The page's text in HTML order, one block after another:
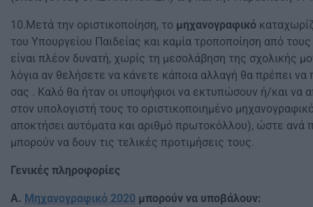
10.Μετά την οριστικοποίηση, το μηχανογραφικό
του Υπουργείου Παιδείας και καμία τροποποίηση από
είναι πλέον δυνατή, χωρίς τη μεσολάβηση της σχολικής
λόγια αν θελήσετε να κάνετε κάποια αλλαγή θα πρέπει να
σας . Καλό θα ήταν οι υποψήφιοι να εκτυπώσουν ή/και να
στον υπολογιστή τους το οριστικοποιημένο
αποκτήσει αυτόματα και αριθμό πρωτοκόλλου), ώστε ανά
μπορούν να δουν τις τελικές προτιμήσεις τους.
Γενικές πληροφορίες
Α. Μηχανογραφικό 2020 μπορούν να υποβάλουν: